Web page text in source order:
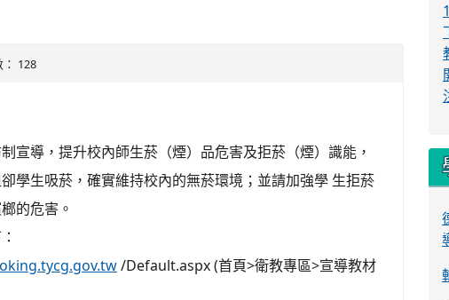
128
宣導，提升校內師生菸（煙）品危害及拒菸（煙）識能，
學生吸菸，確實維持校內的無菸環境；並請加強學 生拒菸
的危害。
/Default.aspx (首頁>衛教專區>宣導教材